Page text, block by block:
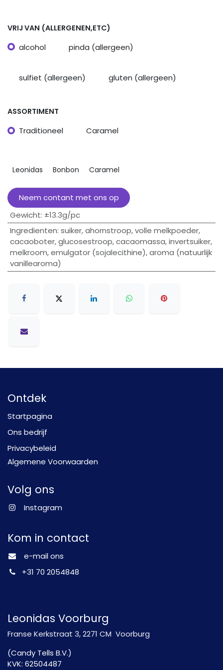
VRIJ VAN (ALLERGENEN,ETC)
alcohol pinda (allergeen)
sulfiet (allergeen) gluten (allergeen)
ASSORTIMENT
Traditioneel Caramel
Leonidas Bonbon Caramel
Neem contant met ons op
Gewicht: ±13.3g/pc
Ingredienten: suiker, ahornstroop, volle melkpoeder,
cacaoboter, glucosestroop, cacaomassa, invertsuiker,
melkroom, emulgator (sojalecithine), aroma (natuurlijk
vanillearoma)
Ontdek
Startpagina
Ons bedrijf
Privacybeleid
Algemene Voorwaarden
Volg ons
Instagram
Kom in contact
e-mail ons
+31 70 2054848
Leonidas Voorburg
Franse Kerkstraat 3, 2271 CM Voorburg
(Candy Tells B.V.)
KVK: 62504487